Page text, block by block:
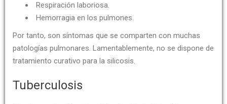
Respiración laboriosa.
Hemorragia en los pulmones.
Por tanto, son síntomas que se comparten con muchas
patologías pulmonares. Lamentablemente, no se dispone de
tratamiento curativo para la silicosis.
Tuberculosis